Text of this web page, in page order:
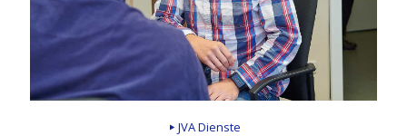
JVA Dienste